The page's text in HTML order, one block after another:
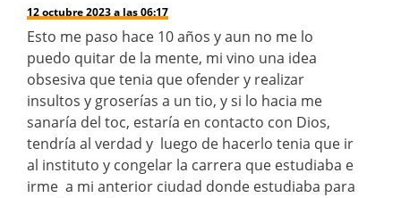
12 octubre 2023 a las 06:17
Esto me paso hace 10 años y aun no me lo
puedo quitar de la mente, mi vino una idea
obsesiva que tenia que ofender y realizar
insultos y groserías a un tio, y si lo hacia me
sanaría del toc, estaría en contacto con Dios,
tendría al verdad y luego de hacerlo tenia que ir
al instituto y congelar la carrera que estudiaba e
irme a mi anterior ciudad donde estudiaba para